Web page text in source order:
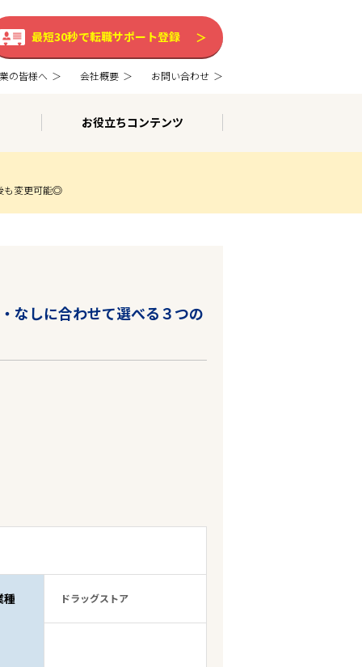
最短30秒で転職サポート登録
の皆様へ 会社概要 お問い合わせ
お役立ちコンテンツ
も変更可能◎
なしに合わせて選べる３つの
種 ドラッグストア